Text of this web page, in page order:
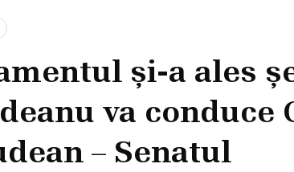
și-a ales
va conduce
– Senatul